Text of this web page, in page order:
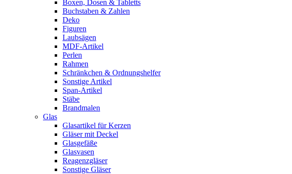
Boxen, Dosen & Tabletts
Buchstaben & Zahlen
Deko
Figuren
Laubsägen
MDF-Artikel
Perlen
Rahmen
Schränkchen & Ordnungshelfer
Sonstige Artikel
Span-Artikel
Stäbe
Brandmalen
Glas
Glasartikel für Kerzen
Gläser mit Deckel
Glasgefäße
Glasvasen
Reagenzgläser
Sonstige Gläser